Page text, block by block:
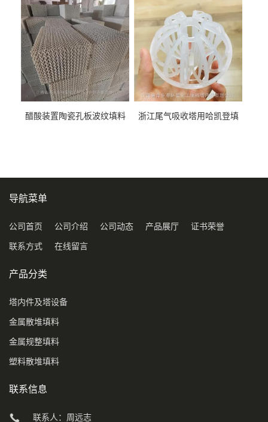
料
醋酸装置陶瓷孔板波纹填料
浙江尾气吸收塔用哈凯登填
导航菜单
公司首页 公司介绍 公司动态 产品展厅 证书荣誉
联系方式 在线留言
产品分类
塔内件及塔设备
金属散堆填料
金属规整填料
塑料散堆填料
联系信息
联系人：周远志